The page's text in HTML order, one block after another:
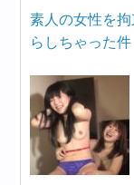
素人の女性を
らしちゃった件